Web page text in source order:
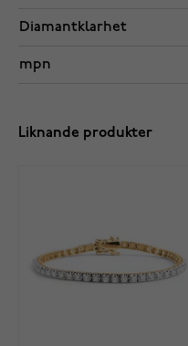
Diamantklarhet
mpn
Liknande produkter